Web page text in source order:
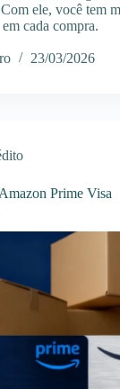
ele, você tem
cada compra.
23/03/2026
Prime Visa